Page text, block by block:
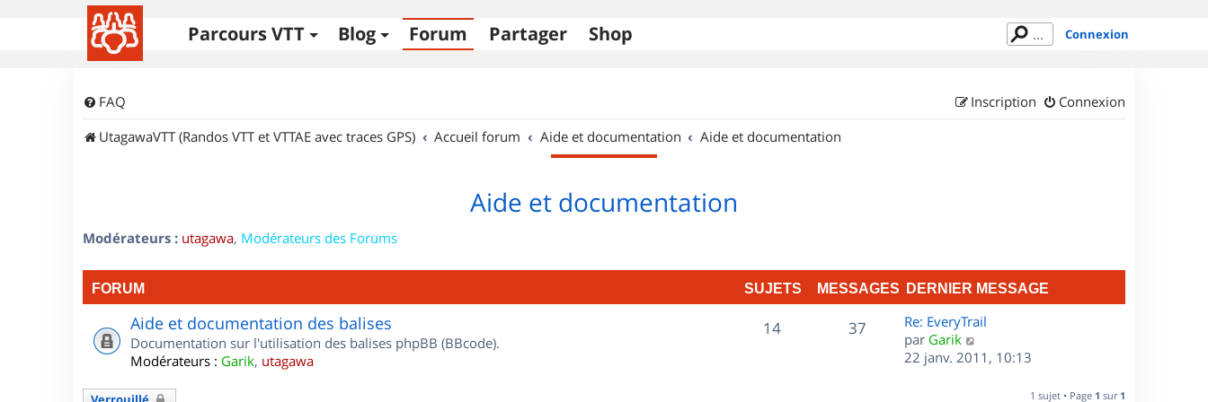
Parcours VTT Blog Forum Partager Shop Connexion
FAQ Connexion
Inscription
UtagawaVTT (Randos VTT et VTTAE avec traces GPS)
Accueil forum Aide et documentation Aide et documentation
Aide et documentation
Modérateurs : utagawa, Modérateurs des Forums
FORUM SUJETS MESSAGES DERNIER MESSAGE
Aide et documentation des balises
Documentation sur l'utilisation des balises phpBB (BBcode).
Modérateurs : Garik, utagawa
14S
37M
D
e
r
Re: EveryTrail
par Garik
o
22 janv. 2011, 10:13
1 sujet • Page 1 sur 1